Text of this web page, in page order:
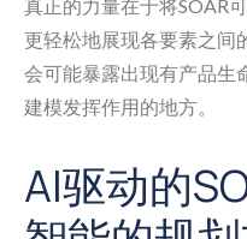
真正的力量在于将SOAR
更轻松地展现各要素之
会可能暴露出现有产品生
建模发挥作用的地方。
AI驱动的